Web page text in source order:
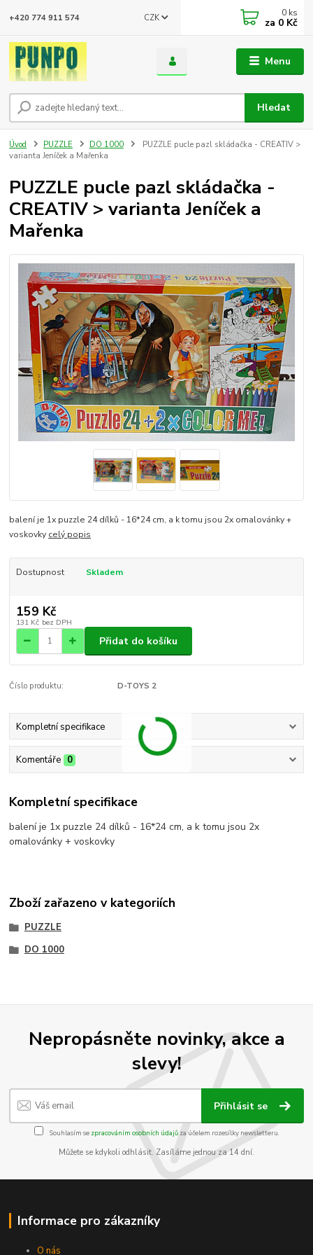
Menu
CZK
Hledat
+420 774 911 574 0 ks
za 0 Kč
Úvod PUZZLE DO 1000
PUZZLE pucle pazl skládačka - CREATIV >
varianta Jeníček a Mařenka
PUZZLE pucle pazl skládačka -
CREATIV > varianta Jeníček a
Mařenka
balení je 1x puzzle 24 dílků - 16*24 cm, a k tomu jsou 2x omalovánky +
voskovky celý popis
Dostupnost Skladem
159 Kč
131 Kč bez DPH
Přidat do košíku
Číslo produktu: D-TOYS 2
Kompletní specifikace
Komentáře 0
Kompletní specifikace
balení je 1x puzzle 24 dílků - 16*24 cm, a k tomu jsou 2x
omalovánky + voskovky
Zboží zařazeno v kategoriích
PUZZLE
DO 1000
Nepropásněte novinky, akce a
slevy!
Přihlásit se
Souhlasím se zpracováním osobních údajůza účelem rozesílky newsletteru.
Můžete se kdykoli odhlásit. Zasíláme jednou za 14 dní.
Informace pro zákazníky
O nás